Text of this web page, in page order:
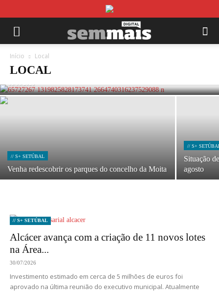
Início Local
LOCAL
// S+ SETÚBAL
Festas do Barreiro: Dez dias de arromba
// S+ SETÚBAL
Venha redescobrir os parques do concelho da Moita
// S+
Situação
agosto
// S+ SETÚBAL
Alcácer avança com a criação de 11 novos lotes
na Área...
30/07/2026
Investimento estimado em cerca de 5 milhões de euros foi
aprovado na última reunião do executivo municipal. Atualmente